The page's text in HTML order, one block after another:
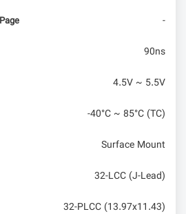
-
90ns
4.5V ~ 5.5V
-40°C ~ 85°C (TC)
Surface Mount
32-LCC (J-Lead)
32-PLCC (13.97x11.43)